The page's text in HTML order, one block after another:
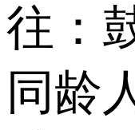
往：
同龄